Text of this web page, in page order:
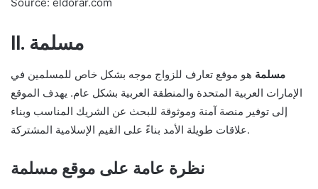
II. مسلمة
مسلمة هو موقع تعارف للزواج موجه بشكل خاص للمسلمين في
الإمارات العربية المتحدة والمنطقة العربية بشكل عام. يهدف الموقع
إلى توفير منصة آمنة وموثوقة للبحث عن الشريك المناسب وبناء
علاقات طويلة الأمد بناءً على القيم الإسلامية المشتركة.
نظرة عامة على موقع مسلمة